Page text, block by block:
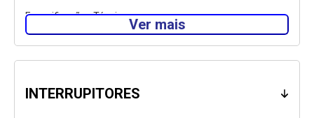
Especificações Técnicas
Linha: Neo Sottile
Referência do Produto: 5209-EPN
Cor: Branco
Tensão Nominal (VOLTS): 250V
Ver mais
INTERRUPITORES